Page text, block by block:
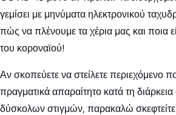
γεμίσει με μηνύματα ηλεκτρονικού
πώς να πλένουμε τα χέρια μας και ποια
του κοροναϊού!
Αν σκοπεύετε να στείλετε περιεχόμενο
πραγματικά απαραίτητο κατά τη
δύσκολων στιγμών, παρακαλώ